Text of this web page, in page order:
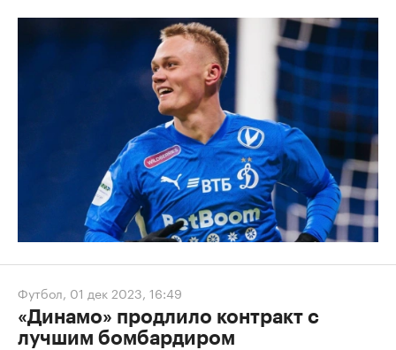
Футбол, 01 дек 2023, 16:49
«Динамо» продлило контракт с
лучшим бомбардиром